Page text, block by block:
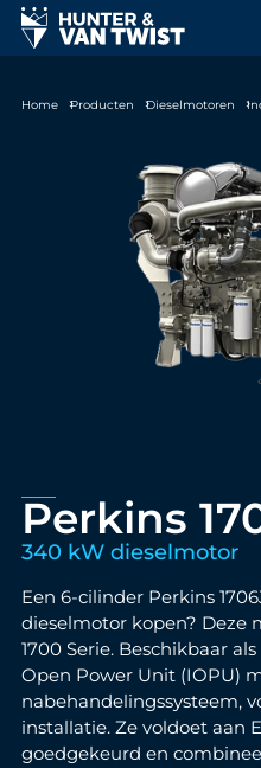
Home Producten Dieselmotoren
Perkins
340 kW dieselmotor
Een 6-cilinder Perkins
dieselmotor kopen? Deze
1700 Serie. Beschikbaar
Open Power Unit (IOPU)
nabehandelingssysteem,
installatie. Ze voldoet aan
goedgekeurd en